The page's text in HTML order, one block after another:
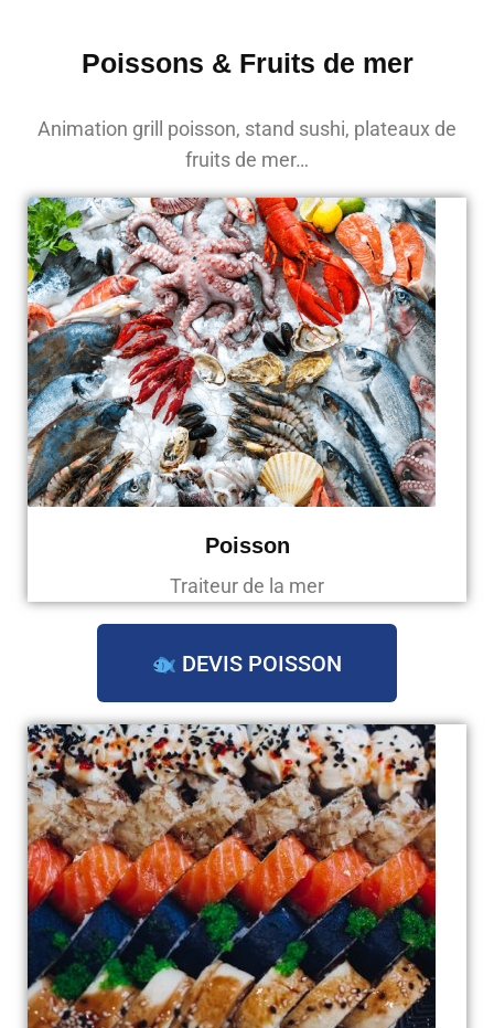
Poissons & Fruits de mer
Animation grill poisson, stand sushi, plateaux de
fruits de mer…
Poisson
Traiteur de la mer
DEVIS POISSON